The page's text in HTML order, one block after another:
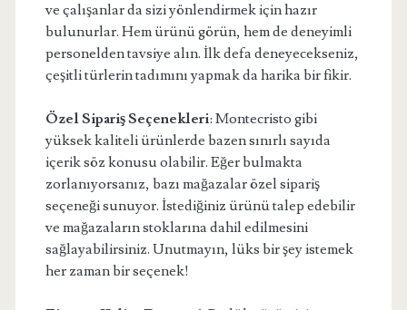
ve çalışanlar da sizi yönlendirmek için hazır
bulunurlar. Hem ürünü görün, hem de deneyimli
personelden tavsiye alın. İlk defa deneyecekseniz,
çeşitli türlerin tadımını yapmak da harika bir fikir.
Özel Sipariş Seçenekleri: Montecristo gibi
yüksek kaliteli ürünlerde bazen sınırlı sayıda
içerik söz konusu olabilir. Eğer bulmakta
zorlanıyorsanız, bazı mağazalar özel sipariş
seçeneği sunuyor. İstediğiniz ürünü talep edebilir
ve mağazaların stoklarına dahil edilmesini
sağlayabilirsiniz. Unutmayın, lüks bir şey istemek
her zaman bir seçenek!